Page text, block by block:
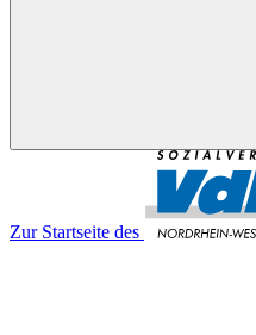
Zur Startseite des